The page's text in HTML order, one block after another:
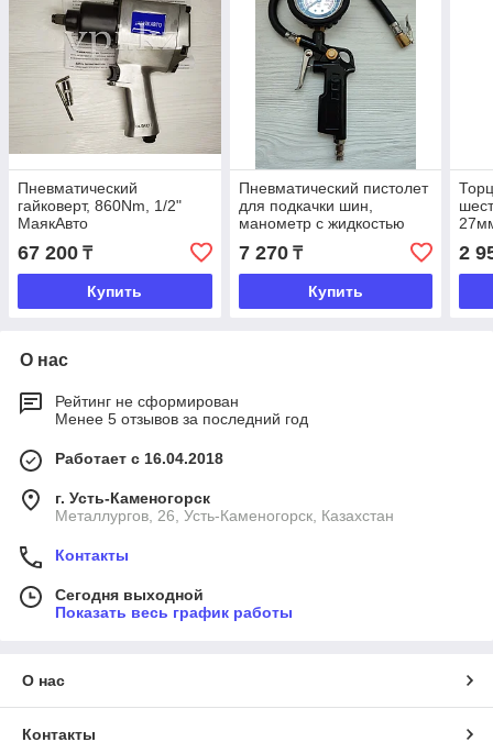
Пневматический
гайковерт, 860Nm, 1/2"
МаякАвто
67 200 ₸
Купить
Пневматический пистолет
для подкачки шин,
манометр с жидкостью
М031, МаякАвто
7 270₸
Купить
2
О нас
Рейтинг не сформирован
Менее 5 отзывов за последний год
Работает с 16.04.2018
г. Усть-Каменогорск
Металлургов, 26, Усть-Каменогорск, Казахстан
Контакты
Сегодня выходной
Показать весь график работы
О нас
Контакты